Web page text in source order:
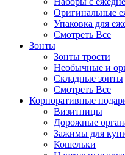
Оригинальные
Упаковка для
Смотреть Все
Зонты
Зонты трости
Необычные и
Складные зонты
Смотреть Все
Корпоративные
Визитницы
Дорожные
Зажимы для
Кошельки